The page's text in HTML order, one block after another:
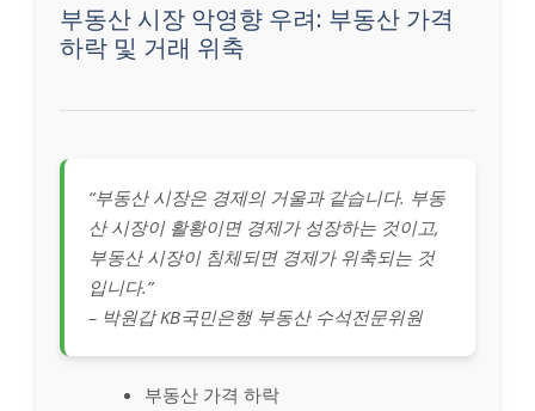
부동산 시장 악영향 우려: 부동산 가격
하락 및 거래 위축
“부동산 시장은 경제의 거울과 같습니다. 부동
산 시장이 활황이면 경제가 성장하는 것이고,
부동산 시장이 침체되면 경제가 위축되는 것
입니다.”
– 박원갑 KB국민은행 부동산 수석전문위원
부동산 가격 하락